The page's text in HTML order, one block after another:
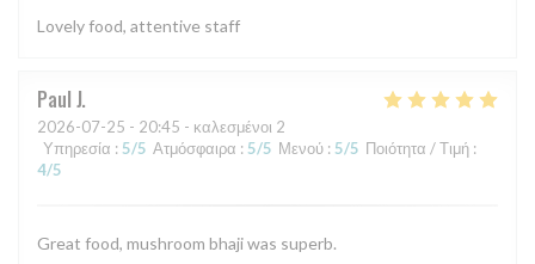
Lovely food, attentive staff
Paul J
2026-07-25 - 20:45 - καλεσμένοι 2
Υπηρεσία : 5/5 Ατμόσφαιρα : 5/5 Μενού : 5/5 Ποιότητα / Τιμή :
4/5
Great food, mushroom bhaji was superb.